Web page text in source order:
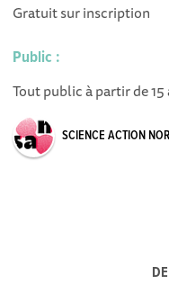
Gratuit sur inscription
Public :
Tout public à partir de 15
SCIENCE ACTION